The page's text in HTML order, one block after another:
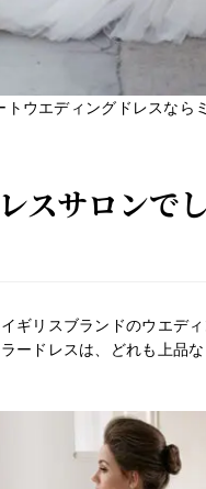
トウエディングドレスなら
スサロンで
ギリスブランドのウエデ
ードレスは、どれも上品